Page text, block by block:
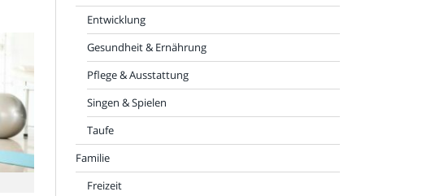
Entwicklung
Gesundheit & Ernährung
Pflege & Ausstattung
Singen & Spielen
Taufe
Familie
Freizeit